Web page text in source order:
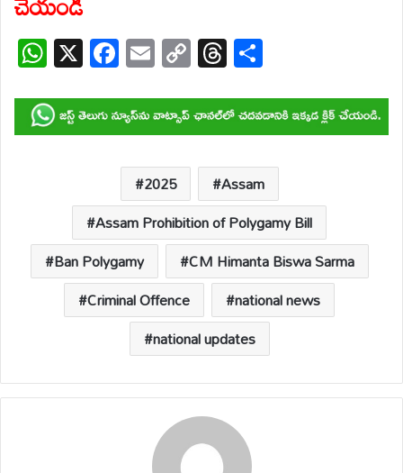
W
h
at
s
X F
ac
e
b
o
o
k
E
m
ail
C
o
p
y
Li
n
k
T
hr
e
a
d
s
ar
e
2025
Assam
Assam Prohibition of Polygamy Bill
Ban Polygamy
CM Himanta Biswa Sarma
Criminal Offence
national news
national updates